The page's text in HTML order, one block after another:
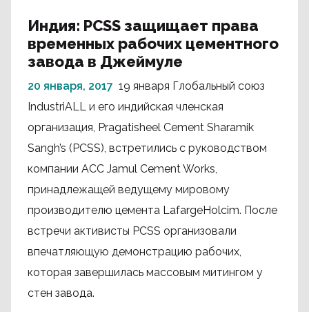
Индия: PCSS защищает права
временных рабочих цементного
завода в Джеймуле
20 января, 2017 19 января Глобальный союз
IndustriALL и его индийская членская
организация, Pragatisheel Cement Sharamik
Sangh’s (PCSS), встретились с руководством
компании ACC Jamul Cement Works,
принадлежащей ведущему мировому
производителю цемента LafargeHolcim. После
встречи активисты PCSS организовали
впечатляющую демонстрацию рабочих,
которая завершилась массовым митингом у
стен завода.